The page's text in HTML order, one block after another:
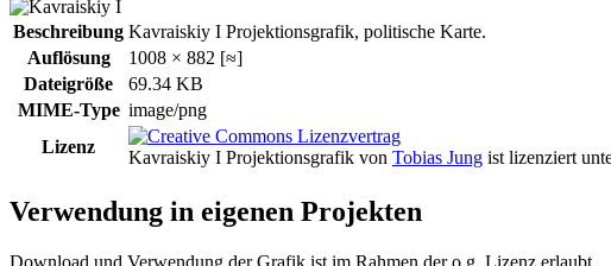
Beschreibung Kavraiskiy I Projektionsgrafik, politische Karte.
Auflösung
1008 × 882 [≈]
Dateigröße
69.34 KB
MIME-Type image/png
Lizenz
Kavraiskiy I Projektionsgrafik von Tobias Jung ist lizenziert
Verwendung in eigenen Projekten
Download und Verwendung der Grafik ist im Rahmen der o.g. Lizenz erlaubt.